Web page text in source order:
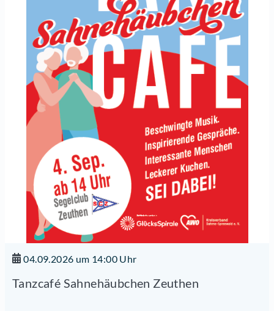
04.09.2026 um 14:00 Uhr
Tanzcafé Sahnehäubchen Zeuthen